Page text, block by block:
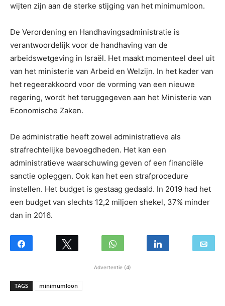
wijten zijn aan de sterke stijging van het minimumloon.
De Verordening en Handhavingsadministratie is
verantwoordelijk voor de handhaving van de
arbeidswetgeving in Israël. Het maakt momenteel deel uit
van het ministerie van Arbeid en Welzijn. In het kader van
het regeerakkoord voor de vorming van een nieuwe
regering, wordt het teruggegeven aan het Ministerie van
Economische Zaken.
De administratie heeft zowel administratieve als
strafrechtelijke bevoegdheden. Het kan een
administratieve waarschuwing geven of een financiële
sanctie opleggen. Ook kan het een strafprocedure
instellen. Het budget is gestaag gedaald. In 2019 had het
een budget van slechts 12,2 miljoen shekel, 37% minder
dan in 2016.
Advertentie (4)
TAGS minimumloon